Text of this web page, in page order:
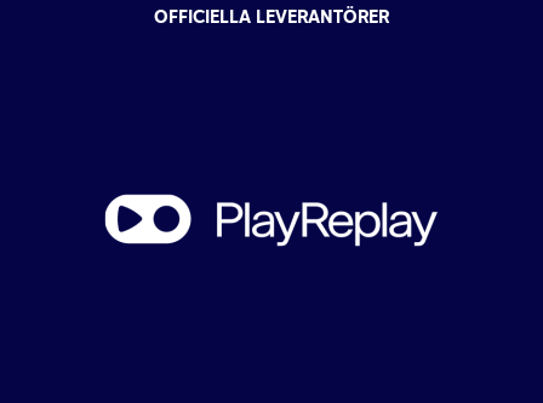
OFFICIELLA LEVERANTÖRER